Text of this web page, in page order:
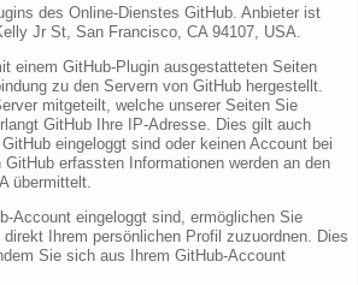
des Online-Dienstes GitHub. Anbieter ist
Jr St, San Francisco, CA 94107, USA.
einem GitHub-Plugin ausgestatteten Seiten
zu den Servern von GitHub hergestellt.
mitgeteilt, welche unserer Seiten Sie
GitHub Ihre IP-Adresse. Dies gilt auch
eingeloggt sind oder keinen Account bei
erfassten Informationen werden an den
übermittelt.
Account eingeloggt sind, ermöglichen Sie
Ihrem persönlichen Profil zuzuordnen. Dies
Sie sich aus Ihrem GitHub-Account